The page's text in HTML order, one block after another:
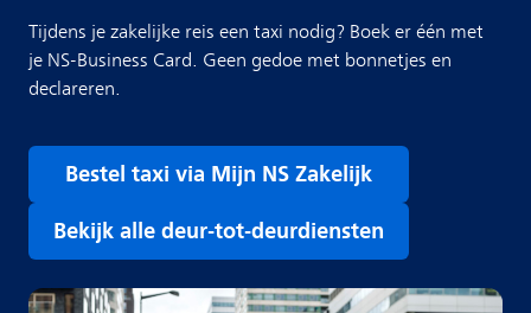
Tijdens je zakelijke reis een taxi nodig? Boek er één met
je NS-Business Card. Geen gedoe met bonnetjes en
declareren.
Bestel taxi via Mijn NS Zakelijk
Bekijk alle deur-tot-deurdiensten